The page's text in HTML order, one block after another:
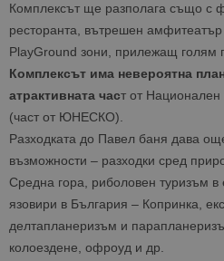
Комплексът ще разполага също с
ресторанта, вътрешен амфитеатър
PlayGround зони, прилежащ голям
Комплексът има невероятна
атрактивната част от Национален
(част от ЮНЕСКО).
Разходката до Павел баня дава
възможности – разходки сред
Средна гора, риболовен туризъм в
язовири в България – Копринка,
делтапланеризъм и
колоездене, офроуд и др.